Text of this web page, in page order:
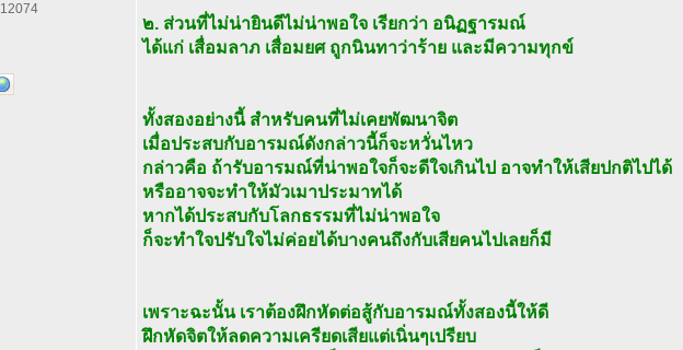
12074
๒. ส่วนที่ไม่น่ายินดีไม่น่าพอใจ เรียกว่า อนิฏฐารมณ์
ได้แก่ เสื่อมลาภ เสื่อมยศ ถูกนินทาว่าร้าย และมีความทุกข์
ทั้งสองอย่างนี้ สำหรับคนที่ไม่เคยพัฒนาจิต
เมื่อประสบกับอารมณ์ดังกล่าวนี้ก็จะหวั่นไหว
กล่าวคือ ถ้ารับอารมณ์ที่น่าพอใจก็จะดีใจเกินไป อาจทำให้เสียปกติไปได้
หรืออาจจะทำให้มัวเมาประมาทได้
หากได้ประสบกับโลกธรรมที่ไม่น่าพอใจ
ก็จะทำใจปรับใจไม่ค่อยได้บางคนถึงกับเสียคนไปเลยก็มี
เพราะฉะนั้น เราต้องฝึกหัดต่อสู้กับอารมณ์ทั้งสองนี้ให้ดี
ฝึกหัดจิตให้ลดความเครียดเสียแต่เนิ่นๆเปรียบ